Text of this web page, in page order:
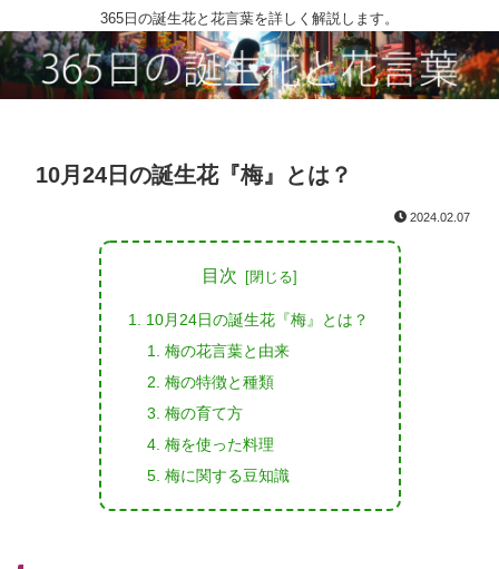
365日の誕生花と花言葉を詳しく解説します。
10月24日の誕生花『梅』とは？
2024.02.07
目次
10月24日の誕生花『梅』とは？
梅の花言葉と由来
梅の特徴と種類
梅の育て方
梅を使った料理
梅に関する豆知識